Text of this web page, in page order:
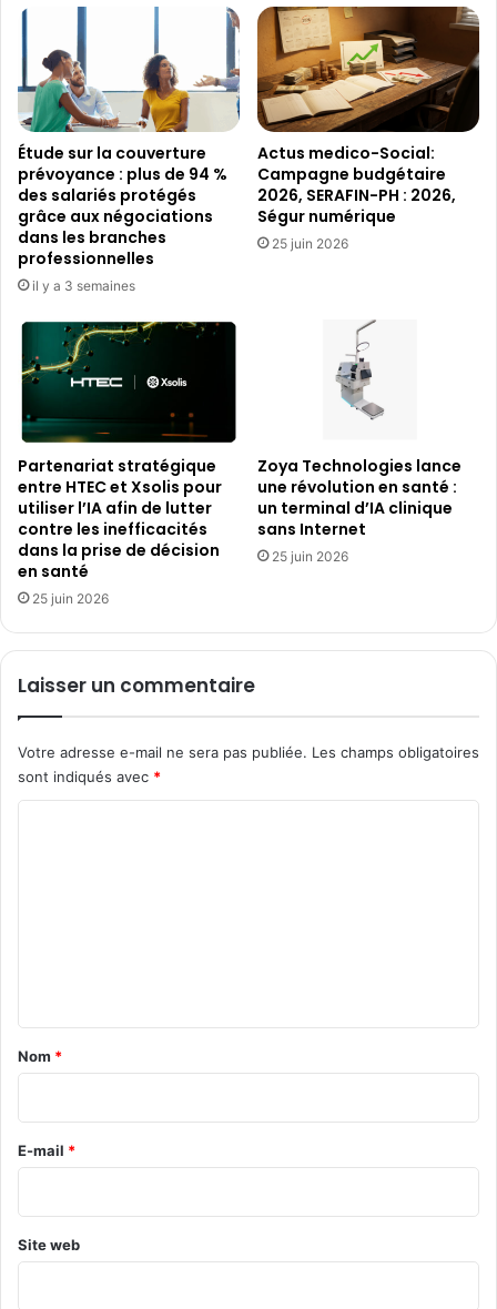
Étude sur la couverture
prévoyance : plus de 94 %
des salariés protégés
grâce aux négociations
dans les branches
professionnelles
il y a 3 semaines
Actus medico-Social:
Campagne budgétaire
2026, SERAFIN-PH : 2026,
Ségur numérique
25 juin 2026
Partenariat stratégique
entre HTEC et Xsolis pour
utiliser l’IA afin de lutter
contre les inefficacités
dans la prise de décision
en santé
25 juin 2026
Zoya Technologies lance
une révolution en santé :
un terminal d’IA clinique
sans Internet
25 juin 2026
Laisser un commentaire
Votre adresse e-mail ne sera pas publiée. Les champs obligatoires
sont indiqués avec *
a
r
e
Nom *
E-mail *
Site web